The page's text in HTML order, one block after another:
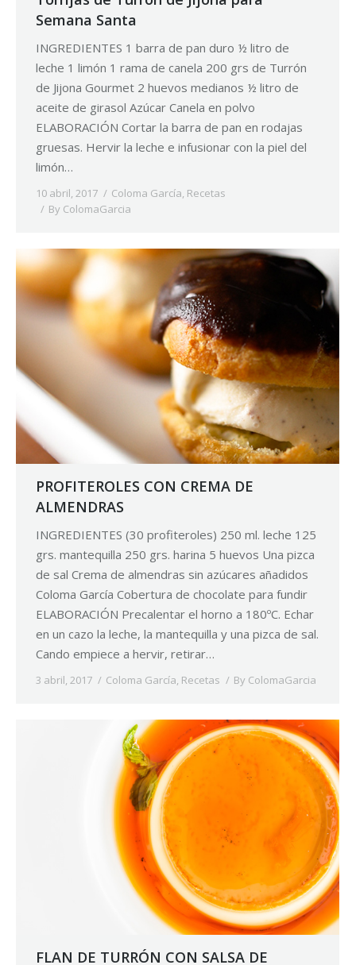
Semana Santa
INGREDIENTES 1 barra de pan duro ½ litro de
leche 1 limón 1 rama de canela 200 grs de Turrón
de Jijona Gourmet 2 huevos medianos ½ litro de
aceite de girasol Azúcar Canela en polvo
ELABORACIÓN Cortar la barra de pan en rodajas
gruesas. Hervir la leche e infusionar con la piel del
limón…
10 abril, 2017 Coloma García, Recetas
By ColomaGarcia
PROFITEROLES CON CREMA DE
ALMENDRAS
INGREDIENTES (30 profiteroles) 250 ml. leche 125
grs. mantequilla 250 grs. harina 5 huevos Una pizca
de sal Crema de almendras sin azúcares añadidos
Coloma García Cobertura de chocolate para fundir
ELABORACIÓN Precalentar el horno a 180ºC. Echar
en un cazo la leche, la mantequilla y una pizca de sal.
Cando empiece a hervir, retirar…
3 abril, 2017 Coloma García, Recetas By ColomaGarcia
FLAN DE TURRÓN CON SALSA DE